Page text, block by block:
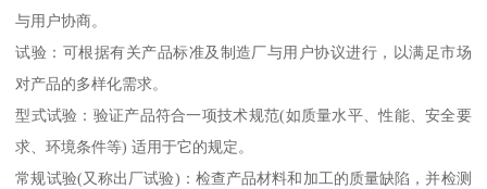
与用户协商。
试验：可根据有关产品标准及制造厂与用户协议进行，以满足市场
对产品的多样化需求。
型式试验：验证产品符合一项技术规范(如质量水平、性能、安全要
求、环境条件等) 适用于它的规定。
常规试验(又称出厂试验)：检查产品材料和加工的质量缺陷，并检测